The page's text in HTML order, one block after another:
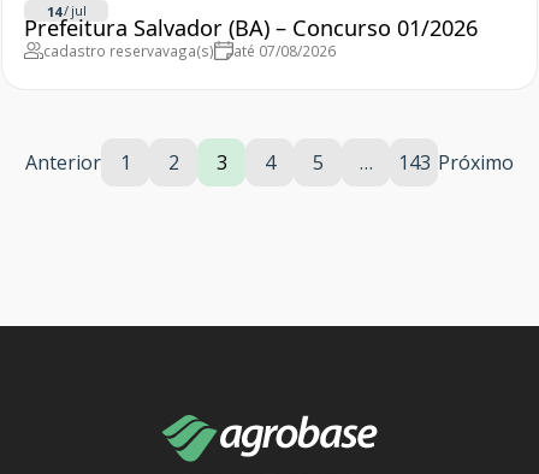
14/ jul
Prefeitura Salvador (BA) – Concurso 01/2026
cadastro reservavaga(s) até 07/08/2026
Anterior 1 2 3 4 5 … 143 Próximo